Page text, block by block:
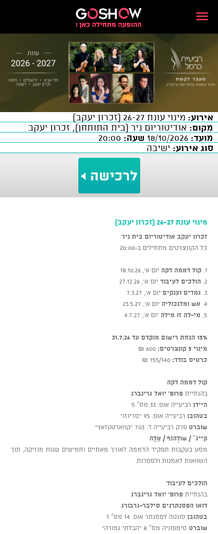
אירוע: מינוי עונת 26-27 (זכרון יעקב)
מקום: אודיטוריום ניר (בית התותחן), זכרון יעקב
מועד:
שעה:
סוג אירוע: ישיבה
מינוי עונת 26-27 (זכרון יעקב)
זכרון יעקב אודיטוריום בית ניר
כל הקונצרטים מתחילים ב-20:00
1. קול דממה דקה יום א', 18.10.26
2. הולכים לעיבוד יום א’, 27.12.26
3. גמדים וענקים יום א', 7.3.27
4. אש ומלנכוליה יום א', 23.5.27
5. מי-לה זו מילה יום א', 4.7.27
15% הנחת רישום מוקדם עד 31.7.26
מינוי 5 קונצרטים:
600 ₪
כרטיס בודד: 155/140 ₪
קול דממה דקה
בהנחייתפרופ' יואל גרינברג
היידן רביעייה אופ. 33 מס׳ 5
בטהובן רביעייה אופ. 95 “סריוזו”
שוברטפרק רביעייה ד. 703 “קווארטטזאץ”
קייג׳ / שולְהוֹף / אָלֶה
מסע בעקבות תפקיד הדממה לאורך מאתיים וחמישים שנות מוזיקה, תוך
השוואות לאמנות ולספרות.
הולכים לעיבוד
בהנחייתפרופ' יואל גרינברג
דואו הפסנתרנים סילבר-גרבורג
בטהובן סונטה לפסנתר אופ. 14 מס׳ 1
שוברט סימפוניה מס׳ 8 “הבלתי גמורה”